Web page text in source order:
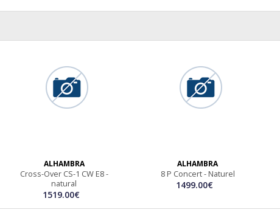
ALHAMBRA
Cross-Over CS-1 CW E8 -
natural
1519.00€
ALHAMBRA
8 P Concert - Naturel
1499.00€